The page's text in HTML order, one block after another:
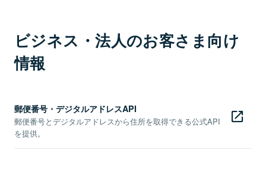
ビジネス・法人のお客さま向け
情報
郵便番号・デジタルアドレスAPI
郵便番号とデジタルアドレスから住所を取得できる公式API
を提供。